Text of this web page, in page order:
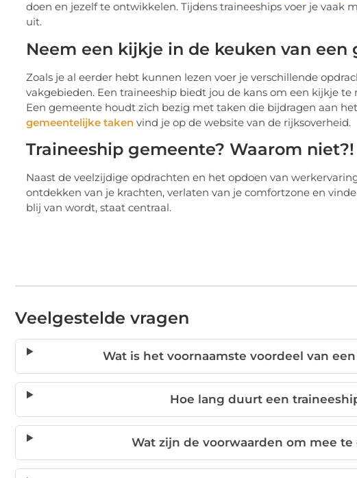
doen en jezelf te ontwikkelen. Tijdens traineeships voer je vaak
uit.
Neem een kijkje in de keuken van een
Zoals je al eerder hebt kunnen lezen voer je verschillende
vakgebieden. Een traineeship biedt jou de kans om een kijkje
Een gemeente houdt zich bezig met taken die bijdragen aan
gemeentelijke taken vind je op de website van de rijksoverheid.
Traineeship gemeente? Waarom niet?!
Naast de veelzijdige opdrachten en het opdoen van
ontdekken van je krachten, verlaten van je comfortzone en
blij van wordt, staat centraal.
Veelgestelde vragen
Wat is het voornaamste voordeel van
Hoe lang duurt een
Wat zijn de voorwaarden om mee